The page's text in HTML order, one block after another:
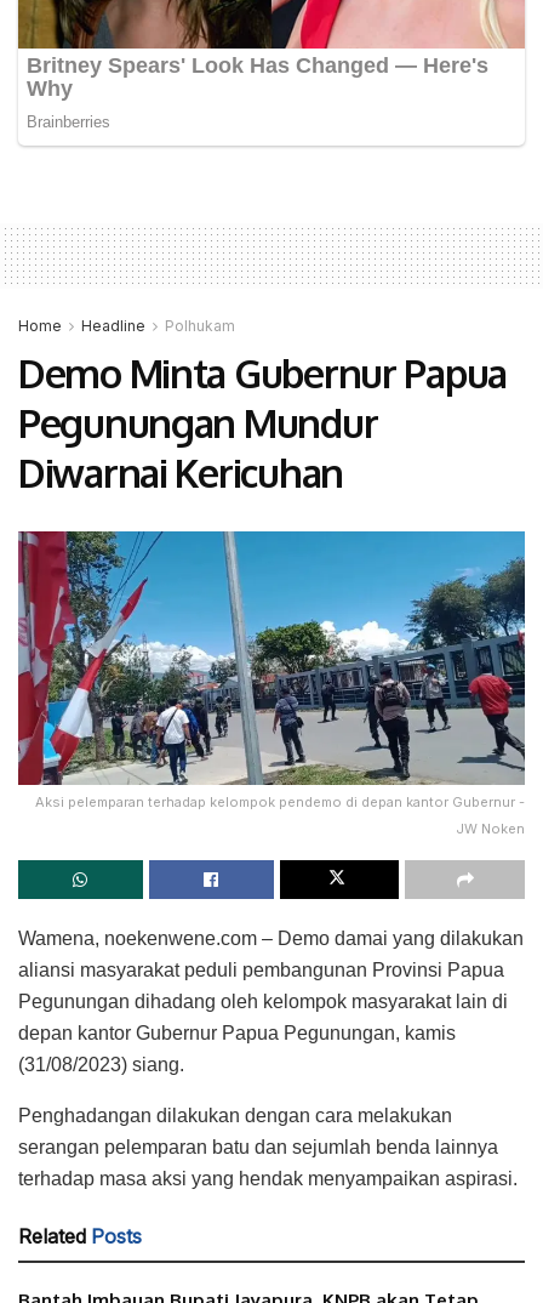
Home Headline Polhukam
Demo Minta Gubernur Papua
Pegunungan Mundur
Diwarnai Kericuhan
Aksi pelemparan terhadap kelompok pendemo di depan kantor Gubernur -
JW Noken
Wamena, noekenwene.com – Demo damai yang dilakukan
aliansi masyarakat peduli pembangunan Provinsi Papua
Pegunungan dihadang oleh kelompok masyarakat lain di
depan kantor Gubernur Papua Pegunungan, kamis
(31/08/2023) siang.
Penghadangan dilakukan dengan cara melakukan
serangan pelemparan batu dan sejumlah benda lainnya
terhadap masa aksi yang hendak menyampaikan aspirasi.
Related Posts